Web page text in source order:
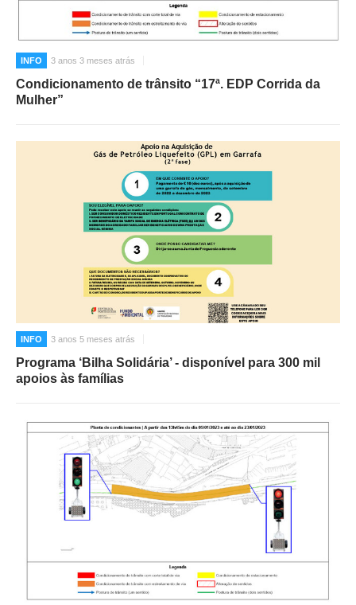
INFO 3 anos 3 meses atrás
Condicionamento de trânsito “17ª. EDP Corrida da
Mulher”
INFO 3 anos 5 meses atrás
Programa ‘Bilha Solidária’ - disponível para 300 mil
apoios às famílias